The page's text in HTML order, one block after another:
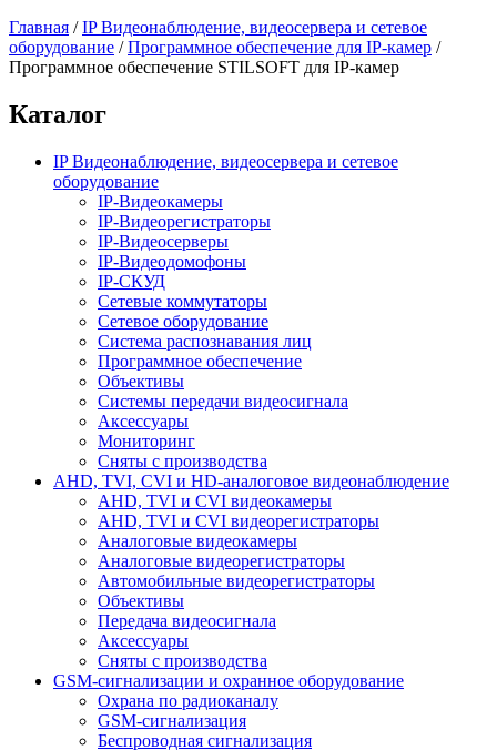
Главная /IP Видеонаблюдение, видеосервера и сетевое
оборудование /Программное обеспечение для IP-камер /
Программное обеспечение STILSOFT для IP-камер
Каталог
IP Видеонаблюдение, видеосервера и сетевое
оборудование
IP-Видеокамеры
IP-Видеорегистраторы
IP-Видеосерверы
IP-Видеодомофоны
IP-СКУД
Сетевые коммутаторы
Сетевое оборудование
Система распознавания лиц
Программное обеспечение
Объективы
Системы передачи видеосигнала
Аксессуары
Мониторинг
Сняты с производства
AHD, TVI, CVI и HD-аналоговое видеонаблюдение
AHD, TVI и CVI видеокамеры
AHD, TVI и CVI видеорегистраторы
Аналоговые видеокамеры
Аналоговые видеорегистраторы
Автомобильные видеорегистраторы
Объективы
Передача видеосигнала
Аксессуары
Сняты с производства
GSM-сигнализации и охранное оборудование
Охрана по радиоканалу
GSM-сигнализация
Беспроводная сигнализация